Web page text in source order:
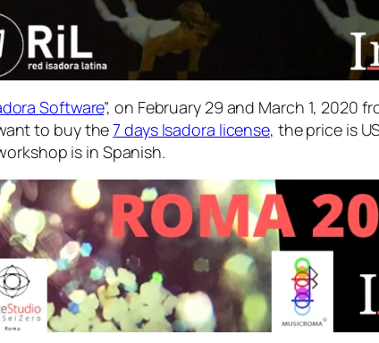
Software”, on February 29 and March 1, 2020
to buy the7 days Isadora license, the price is
is in Spanish.